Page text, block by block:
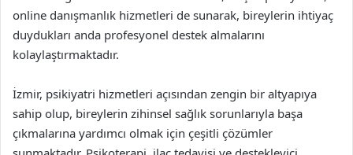
online danışmanlık hizmetleri de sunarak, bireylerin ihtiyaç
duydukları anda profesyonel destek almalarını
kolaylaştırmaktadır.
İzmir, psikiyatri hizmetleri açısından zengin bir altyapıya
sahip olup, bireylerin zihinsel sağlık sorunlarıyla başa
çıkmalarına yardımcı olmak için çeşitli çözümler